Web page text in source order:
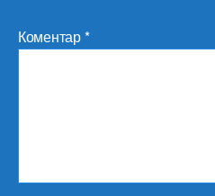
Коментар*